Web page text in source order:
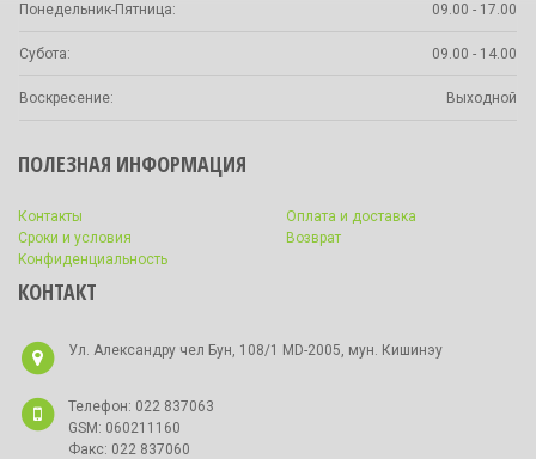
Понедельник-Пятница: 09.00 - 17.00
Субота: 09.00 - 14.00
Воскресение: Выходной
ПОЛЕЗНАЯ ИНФОРМАЦИЯ
Контакты
Сроки и условия
Kонфиденциальность
Оплата и доставка
Bозврат
КОНТАКТ
Ул. Александру чел Бун, 108/1 MD-2005, мун. Кишинэу
Телефон: 022 837063
GSM: 060211160
Факс: 022 837060